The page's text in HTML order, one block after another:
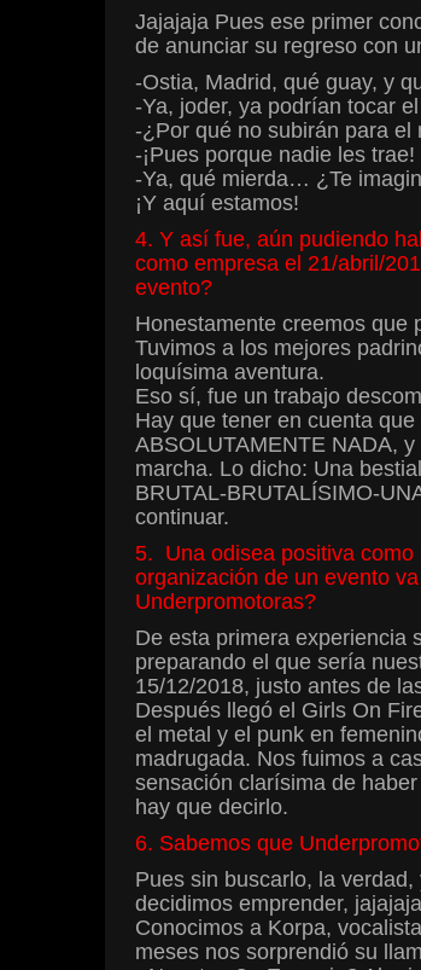
Jajajaja Pues ese primer
de anunciar su regreso con
-Ostia, Madrid, qué guay, y
-Ya, joder, ya podrían tocar
-¿Por qué no subirán para el
-¡Pues porque nadie les trae!
-Ya, qué mierda… ¿Te
¡Y aquí estamos!
4. Y así fue, aún pudiendo
como empresa el 21/abril/
evento?
Honestamente creemos que
Tuvimos a los mejores
loquísima aventura.
Eso sí, fue un trabajo
Hay que tener en cuenta
ABSOLUTAMENTE NADA,
marcha. Lo dicho: Una
BRUTAL-BRUTALÍSIMO-
continuar.
5. Una odisea positiva como
organización de un evento
Underpromotoras?
De esta primera experiencia
preparando el que sería
15/12/2018, justo antes de
Después llegó el Girls On
el metal y el punk en
madrugada. Nos fuimos a
sensación clarísima de
hay que decirlo.
6. Sabemos que
Pues sin buscarlo, la
decidimos emprender,
Conocimos a Korpa,
meses nos sorprendió su